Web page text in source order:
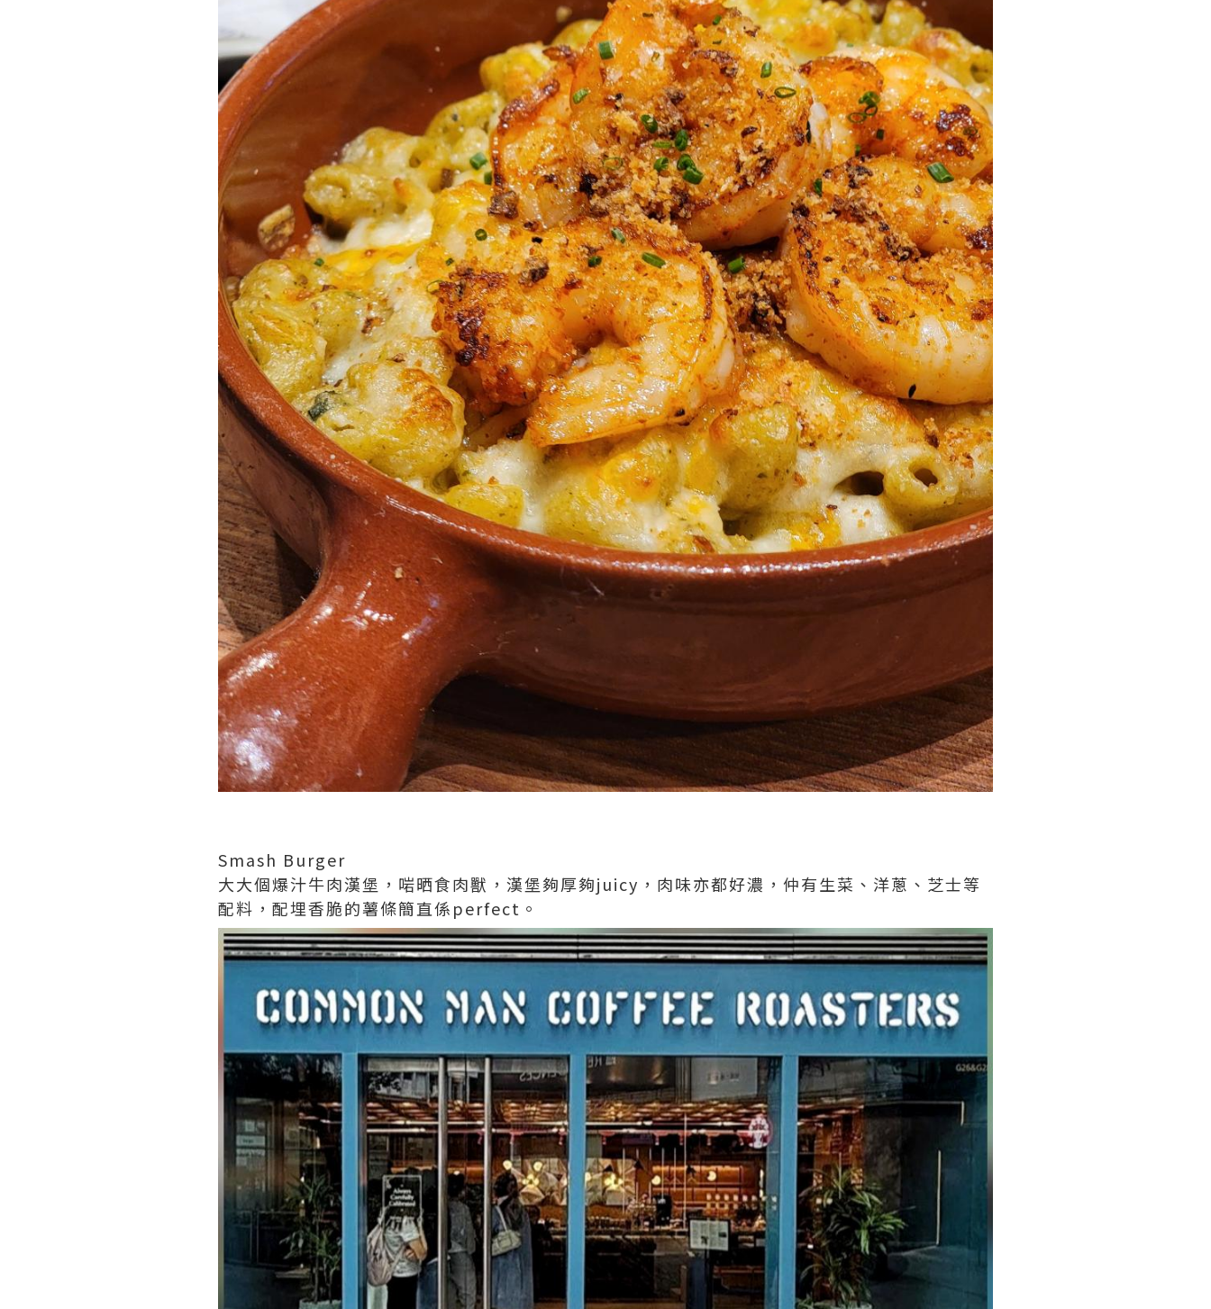
Smash Burger
大大個爆汁牛肉漢堡，啱晒食肉獸，漢堡夠厚夠juicy，肉味亦都好濃，仲有生菜、洋蔥、芝士等
配料，配埋香脆的薯條簡直係perfect。